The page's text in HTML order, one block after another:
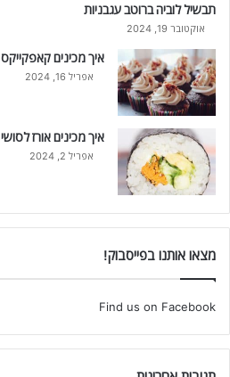
תבשיל לוביה ברוטב עגבניות
אוקטובר 19, 2024
איך מכינים קאפקייקס
אפריל 16, 2024
איך מכינים אורז לסושי
אפריל 2, 2024
מצאו אותנו בפייסבוק!
Find us on Facebook